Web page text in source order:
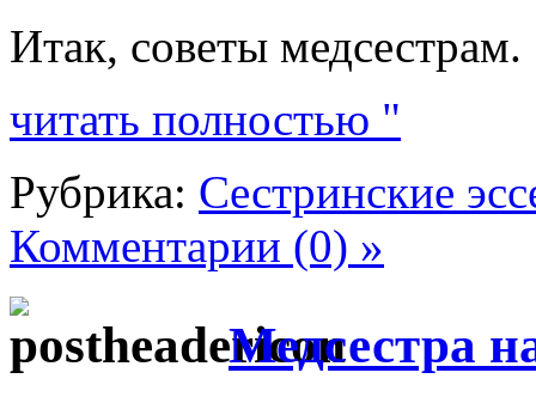
Итак, советы медсестрам.
читать полностью "
Рубрика: Сестринские
Комментарии (0) »
Медсестра